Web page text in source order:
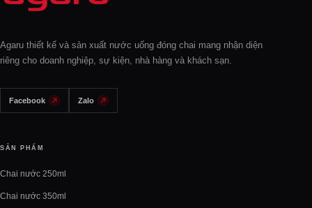
Agaru thiết kế và sản xuất nước uống đóng chai mang nhận diện
riêng cho doanh nghiệp, sự kiện, nhà hàng và khách sạn.
Facebook Zalo
SẢN PHẨM
Chai nước 250ml
Chai nước 350ml